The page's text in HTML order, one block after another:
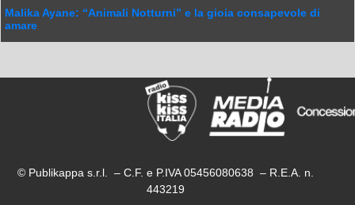
Malika Ayane: “Animali Notturni” e la gioia consapevole di
amare
© Publikappa s.r.l. – C.F. e P.IVA 05456080638 – R.E.A. n.
443219